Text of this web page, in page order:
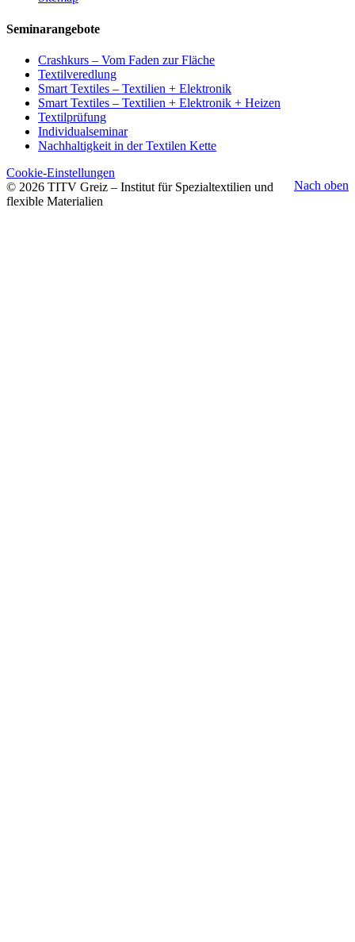
Seminarangebote
Crashkurs – Vom Faden zur Fläche
Textilveredlung
Smart Textiles – Textilien + Elektronik
Smart Textiles – Textilien + Elektronik + Heizen
Textilprüfung
Individualseminar
Nachhaltigkeit in der Textilen Kette
Nach oben
Cookie-Einstellungen
© 2026 TITV Greiz – Institut für Spezialtextilien und
flexible Materialien